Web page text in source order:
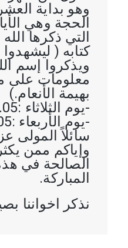
وهو بداية
الحجة وهي
التي ذكرها
كتابه (
ويذكروا إسم
معلومات على
بهيمة الأنعام.)
-يوم الثلاثاء :26.05 يوم عرفة.
-يوم الأربعاء :27.05 يوم النحر.
سائلاً المولى
وإياكم ممن
الصالحة في
المباركة.
نذكر اخواننا